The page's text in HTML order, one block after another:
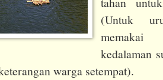
(Untuk
memakai
kedalaman
warga setempat).